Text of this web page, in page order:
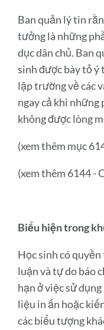
Ban quản lý tin
tưởng là những
dục dân chủ. Ban
sinh được bày tỏ ý
lập trường về các
ngay cả khi những
không được lòng
(xem thêm mục
(xem thêm 6144 -
Biểu hiện trong
Học sinh có
luận và tự do báo
hạn ở việc sử
liệu in ấn hoặc
các biểu tượng